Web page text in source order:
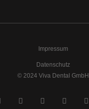
Impressum
Datenschutz
© 2024 Viva Dental GmbH